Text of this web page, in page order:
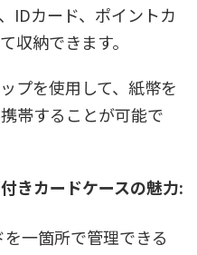
IDカード、ポイントカ
収納できます。
プを使用して、紙幣を
帯することが可能で
きカードケースの魅力:
一箇所で管理できる